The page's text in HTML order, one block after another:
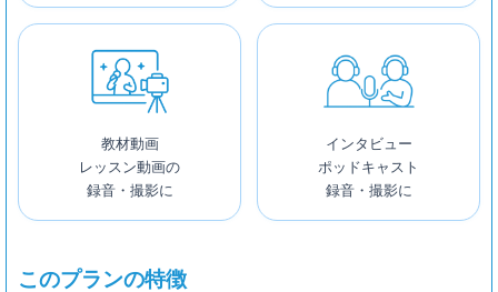
教材動画
レッスン動画の
録音・撮影に
インタビュー
ポッドキャスト
録音・撮影に
このプランの特徴